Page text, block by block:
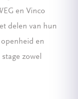
en Vinco
delen van hun
en
zowel